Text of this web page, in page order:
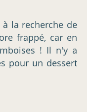
la recherche de
frappé, car en
! Il n'y a
pour un dessert